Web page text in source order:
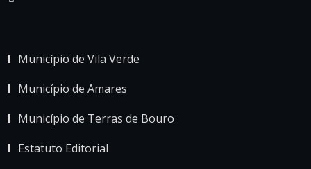
Município de Vila Verde
Município de Amares
Município de Terras de Bouro
Estatuto Editorial